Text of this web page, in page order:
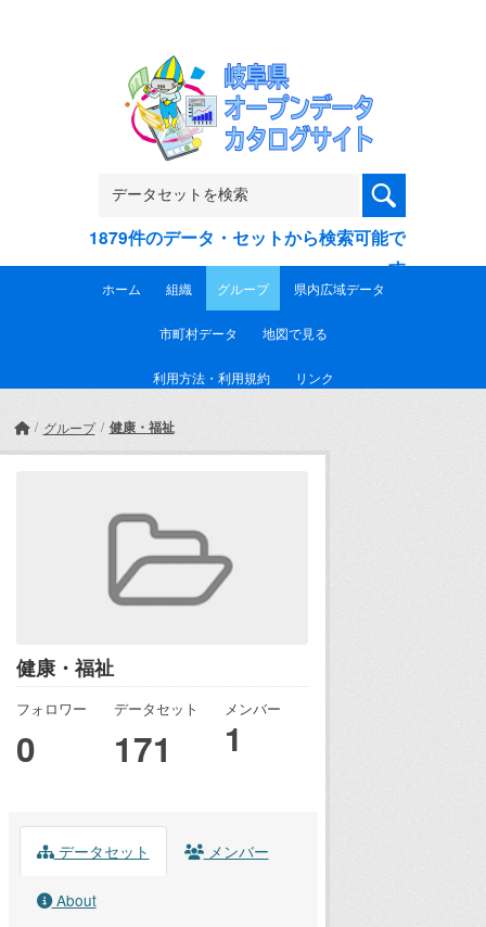
1879件のデータ・セットから検索可能で
す
ホーム 組織 グループ 県内広域データ
市町村データ 地図で見る
利用方法・利用規約 リンク
グループ 健康・福祉
健康・福祉
フォロワー
0
データセット
171
メンバー
1
データセット メンバー
About